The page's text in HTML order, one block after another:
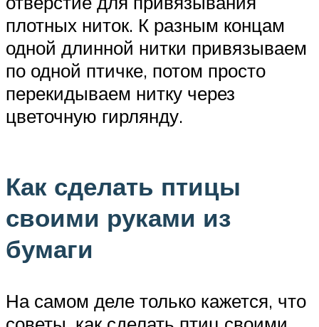
плотных ниток. К разным концам
одной длинной нитки привязываем
по одной птичке, потом просто
перекидываем нитку через
цветочную гирлянду.
Как сделать птицы
своими руками из
бумаги
На самом деле только кажется, что